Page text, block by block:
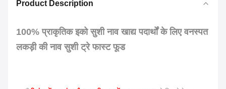
Product Description
100% प्राकृतिक इको सुशी नाव खाद्य पदार्थों के लिए वनस्पत
लकड़ी की नाव सुशी ट्रे फास्ट फूड